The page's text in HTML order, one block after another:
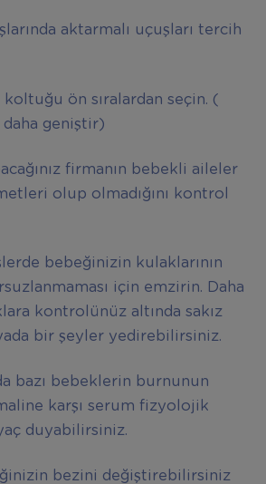
aktarmalı uçuşları tercih
koltuğu ön sıralardan seçin. (
geniştir)
firmanın bebekli aileler
olup olmadığını kontrol
bebeğinizin kulaklarının
için emzirin. Daha
kontrolünüz altında sakız
bir şeyler yedirebilirsiniz.
bazı bebeklerin burnunun
karşı serum fizyolojik
duyabilirsiniz.
bezini değiştirebilirsiniz